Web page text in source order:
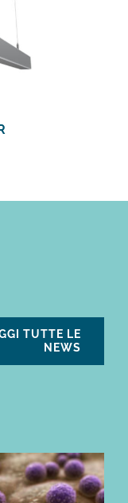
TUTTE LE
NEWS